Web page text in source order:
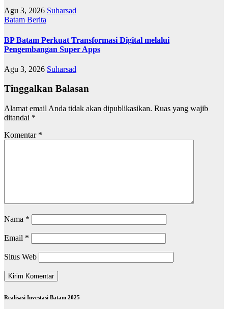
Agu 3, 2026 Suharsad
Batam Berita
BP Batam Perkuat Transformasi Digital melalui
Pengembangan Super Apps
Agu 3, 2026 Suharsad
Tinggalkan Balasan
Alamat email Anda tidak akan dipublikasikan. Ruas yang wajib
ditandai *
Komentar *
Nama *
Email *
Situs Web
Realisasi Investasi Batam 2025